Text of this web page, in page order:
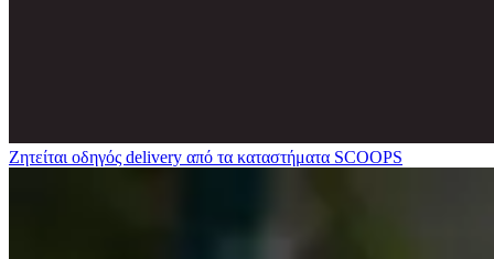
Ζητείται οδηγός delivery από τα καταστήματα SCOOPS